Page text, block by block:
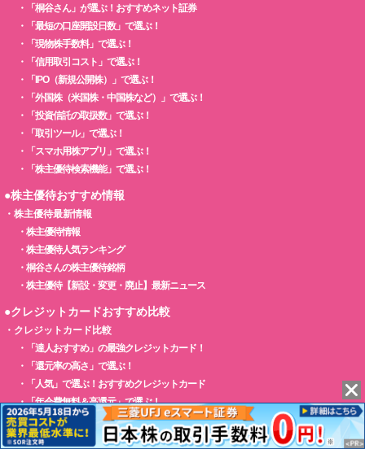
・
「桐谷さん」が選ぶ！おすすめネット証券
・
「最短の口座開設日数」で選ぶ！
・
「現物株手数料」で選ぶ！
・
「信用取引コスト」で選ぶ！
・
「IPO（新規公開株）」で選ぶ！
・
「外国株（米国株・中国株など）」で選ぶ！
・
「投資信託の取扱数」で選ぶ！
・
「取引ツール」で選ぶ！
・
「スマホ用株アプリ」で選ぶ！
・
「株主優待検索機能」で選ぶ！
●株主優待おすすめ情報
・ 株主優待最新情報
・ 株主優待情報
・ 株主優待人気ランキング
・ 桐谷さんの株主優待銘柄
・ 株主優待【新設・変更・廃止】最新ニュース
●クレジットカードおすすめ比較
・ クレジットカード比較
・
「達人おすすめ」の最強クレジットカード！
・
「還元率の高さ」で選ぶ！
・
「人気」で選ぶ！おすすめクレジットカード
・「年会費無料＆高還元」で選ぶ！
・「マイルの貯まりやすさ」で選ぶ！
・「ゴールドカード」で選ぶ！